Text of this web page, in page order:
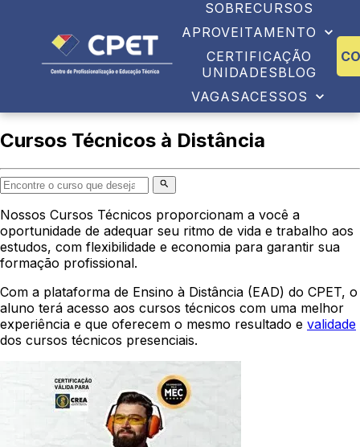
SOBRECURSOS
APROVEITAMENTO
CERTIFICAÇÃO
UNIDADESBLOG
VAGASACESSOS
Cursos Técnicos à Distância
Nossos Cursos Técnicos proporcionam a você a
oportunidade de adequar seu ritmo de vida e trabalho aos
estudos, com flexibilidade e economia para garantir sua
formação profissional.
Com a plataforma de Ensino à Distância (EAD) do CPET, o
aluno terá acesso aos cursos técnicos com uma melhor
experiência e que oferecem o mesmo resultado e validade
dos cursos técnicos presenciais.